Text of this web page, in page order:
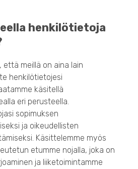
henkilötietoja
että meillä on aina lain
henkilötietojesi
käsitellä
eri perusteella.
sopimuksen
ja oikeudellisten
Käsittelemme myös
etumme nojalla, joka on
ja liiketoimintamme